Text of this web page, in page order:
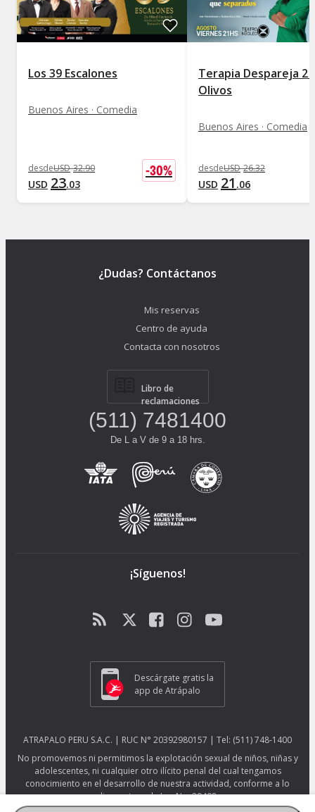
Los 39 Escalones
Buenos Aires · Comedia
desdeUSD 32.90
USD 23.03
-30%
Terapia Despareja 2
Olivos
Buenos Aires · Comedia
desdeUSD 26.32
USD 21 .06
¿Dudas? Contáctanos
Mis reservas
Centro de ayuda
Contacta con nosotros
Libro de
reclamaciones
(511) 7481400
De L a V de 9 a 18 hrs.
¡Síguenos!
Descárgate gratis la
app de Atrápalo
ATRAPALO PERU S.A.C. | RUC N° 20392980157 | Tel: (511) 748-1400
No promovemos ni permitimos la explotación sexual de niños, niñas y
adolescentes, ni cualquier otro ilícito penal del cual tengamos
conocimiento en el desarrollo de nuestra actividad, conforme a lo
dispuesto en la Ley No. 29408.